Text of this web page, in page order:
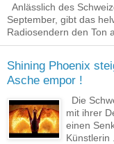
Anlässlich des
September, gibt das
Radiosendern den Ton
Shining Phoenix
Asche empor !
Die
mit ihrer
einen
Künstlerin